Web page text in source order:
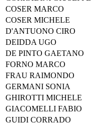
COSER MARCO
COSER MICHELE
D'ANTUONO CIRO
DEIDDA UGO
DE PINTO GAETANO
FORNO MARCO
FRAU RAIMONDO
GERMANI SONIA
GHIROTTI MICHELE
GIACOMELLI FABIO
GUIDI CORRADO